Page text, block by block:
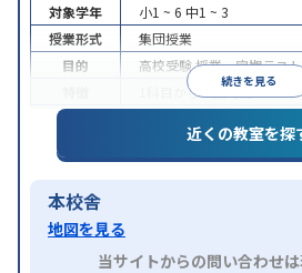
続きを見る
対象学年 小1 ~ 6 中1 ~ 3
授業形式
集団授業
目的
高校受験授業・定期テス
1科目から受講可能
近くの教室を探
本校舎
地図を見る
当サイトからの問い合わせ